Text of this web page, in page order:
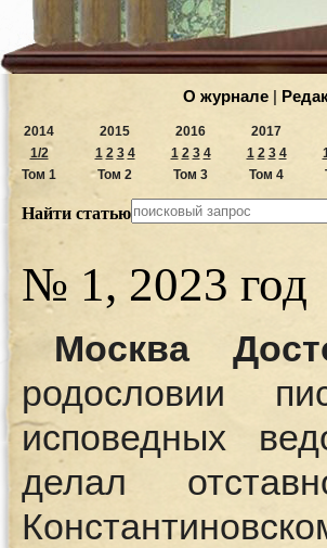
О журнале |
2014
1/2
Том 1
2015
1 2 3 4
Том 2
2016
1 2 3 4
Том 3
2017
1 2 3 4
Том 4
Найти статью
№ 1, 2023 год
Москва
родословии
исповедных
делал